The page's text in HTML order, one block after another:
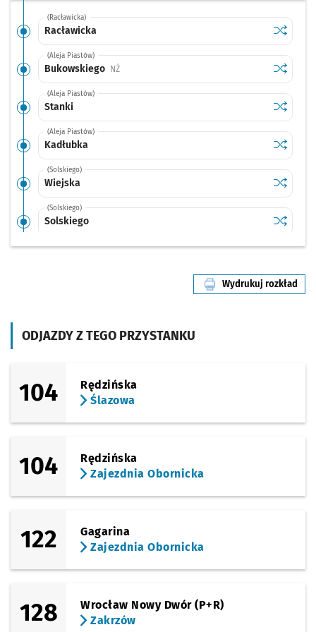
(Racławicka)
Racławicka Sprawdź
(Aleja Piastów)
Bukowskiego NŻPrzystanek na życzenie Sprawdź
(Aleja Piastów)
Stanki Sprawdź
Stanki
(Aleja Piastów)
Kadłubka Sprawdź
Kadłubka
(Solskiego)
Wiejska Sprawdź
Wiejska
(Solskiego)
Solskiego Sprawdź
(Grabiszyńska)
Sprawdź
Fiołkowa
(Ostrowskiego)
(Krzemieniecka)
Trawowa
(Stanisławowska)
Muchobór Wielki
Wydrukuj rozkład
linii nr 119
ODJAZDY Z TEGO PRZYSTANKU
104
Rędzińska
Ślazowa
104
Rędzińska
Zajezdnia Obornicka
122
Gagarina
Zajezdnia Obornicka
128
Wrocław Nowy Dwór (P+R)
Zakrzów